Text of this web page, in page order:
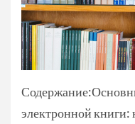
электронной книги: